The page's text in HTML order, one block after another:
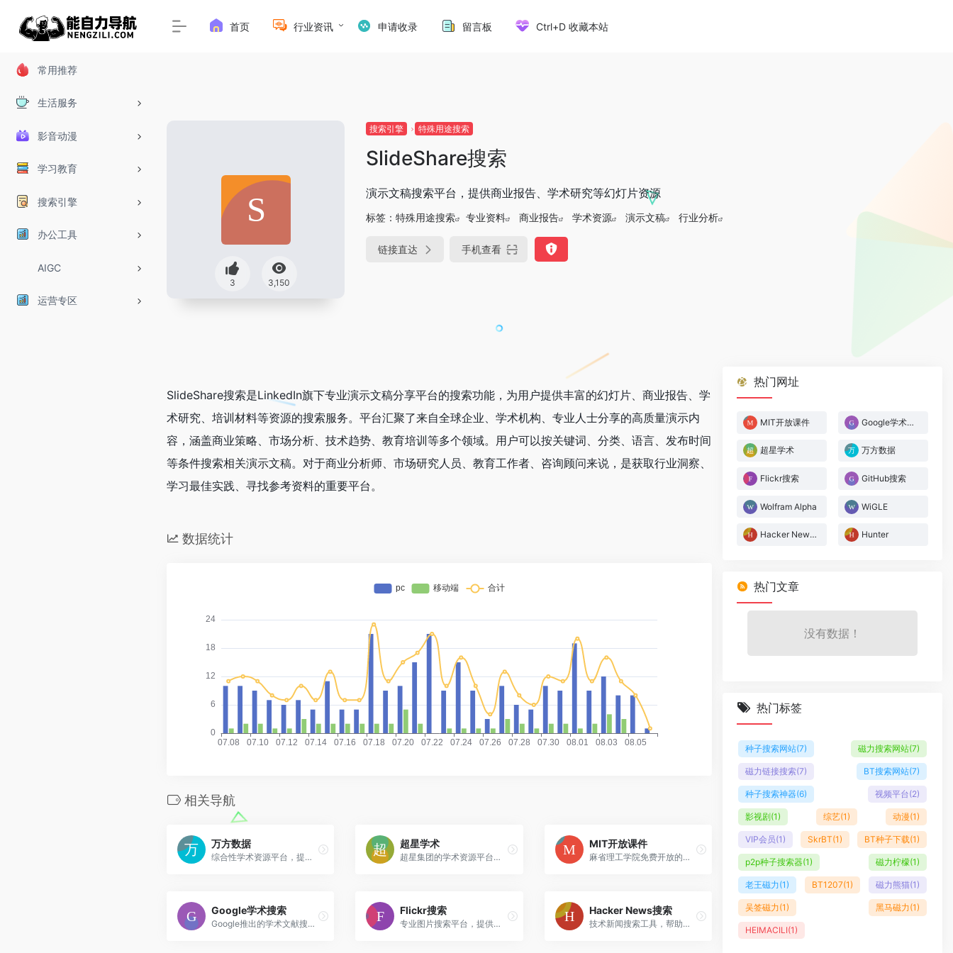
常用推荐
生活服务
影音动漫
学习教育
搜索引擎
办公工具
AIGC
运营专区
首页 行业资讯 申请收录 留言板 Ctrl+D 收藏本站
3 3,150
搜索引擎 特殊用途搜索
SlideShare搜索
演示文稿搜索平台，提供商业报告、学术研究等幻灯片资源
标签： 特殊用途搜索 专业资料 商业报告 学术资源 演示文稿 行业分析
链接直达 手机查看
SlideShare搜索是LinkedIn旗下专业演示文稿分享平台的搜索功能，为用户提供丰富的幻灯片、商业报告、学
术研究、培训材料等资源的搜索服务。平台汇聚了来自全球企业、学术机构、专业人士分享的高质量演示内
容，涵盖商业策略、市场分析、技术趋势、教育培训等多个领域。用户可以按关键词、分类、语言、发布时间
等条件搜索相关演示文稿。对于商业分析师、市场研究人员、教育工作者、咨询顾问来说，是获取行业洞察、
学习最佳实践、寻找参考资料的重要平台。
数据统计
相关导航
万方数据
综合性学术资源平台，提供文献数据库和研究支持服务
超星学术
超星集团的学术资源平台，提供电子图书和学术文献服务
MIT开放课件
麻省理工学院免费开放的课程资源平台，解锁知识，赋能心智
Google学术搜索
Google推出的学术文献搜索引擎，提供学术论文和引文检索服务
Flickr搜索
专业图片搜索平台，提供高质量摄影作品和图片资源搜索
Hacker News搜索
技术新闻搜索工具，帮助查找Hacker News上的技术讨论和资讯
热门网址
MIT开放课件 Google学术搜索
超星学术 万方数据
Flickr搜索 GitHub搜索
Wolfram Alpha WiGLE
Hacker News搜索 Hunter
热门文章
没有数据！
热门标签
种子搜索网站(7) 磁力搜索网站(7)
磁力链接搜索(7) BT搜索网站(7)
种子搜索神器(6) 视频平台(2)
影视剧(1) 综艺(1) 动漫(1)
VIP会员(1) SkrBT(1) BT种子下载(1)
p2p种子搜索器(1) 磁力柠檬(1)
老王磁力(1) BT1207(1) 磁力熊猫(1)
吴签磁力(1) 黑马磁力(1)
HEIMACILI(1)